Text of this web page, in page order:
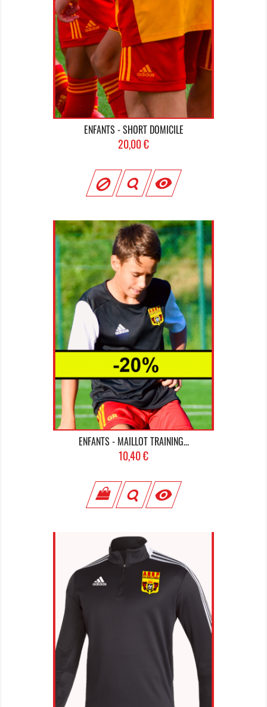
ENFANTS - SHORT DOMICILE
Prix
20,00 €

ENFANTS - MAILLOT TRAINING...
Prix
10,40 €
